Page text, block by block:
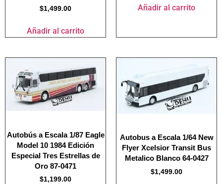
$1,499.00
Añadir al carrito
Añadir al carrito
Autobús a Escala 1/87 Eagle
Model 10 1984 Edición
Especial Tres Estrellas de
Oro 87-0471
$1,199.00
Autobus a Escala 1/64 New
Flyer Xcelsior Transit Bus
Metalico Blanco 64-0427
$1,499.00